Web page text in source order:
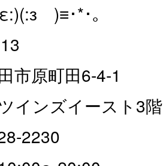
)≡･*･｡
市原町田6-4-1
インズイースト3階
2230